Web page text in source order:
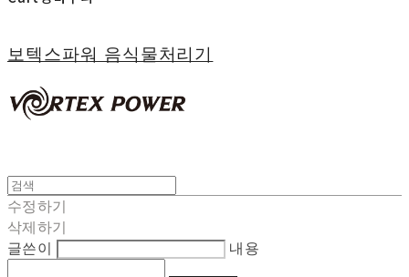
보텍스파워 음식물처리기
수정하기
삭제하기
글쓴이
내용